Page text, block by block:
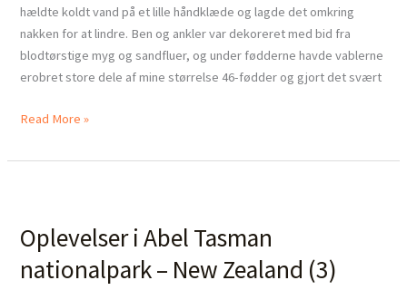
hældte koldt vand på et lille håndklæde og lagde det omkring
nakken for at lindre. Ben og ankler var dekoreret med bid fra
blodtørstige myg og sandfluer, og under fødderne havde vablerne
erobret store dele af mine størrelse 46-fødder og gjort det svært
(4)
Read More »
Oplevelser i Abel Tasman
nationalpark – New Zealand (3)
Abel
Tasman
nationalpark